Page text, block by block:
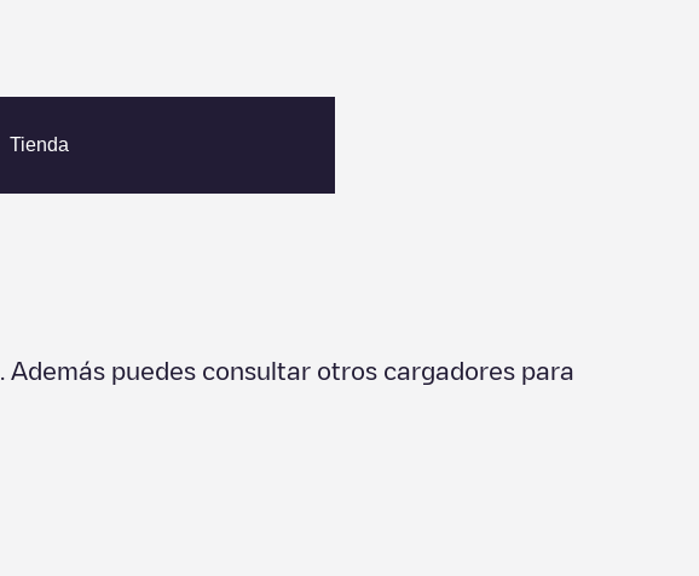
Tienda
. Además puedes consultar otros cargadores para